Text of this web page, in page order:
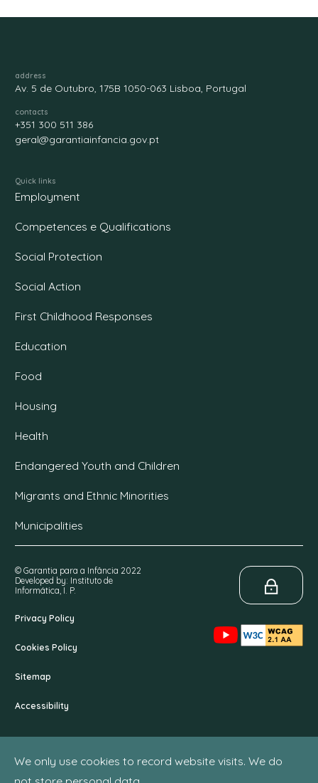
We only use cookies to record website visits. We do
address
Av. 5 de Outubro, 175B 1050-063 Lisboa, Portugal
contacts
+351 300 511 386
geral@garantiainfancia.gov.pt
Quick links
Employment
Competences e Qualifications
Social Protection
Social Action
First Childhood Responses
Education
Food
Housing
Health
Endangered Youth and Children
Migrants and Ethnic Minorities
Municipalities
© Garantia para a Infância 2022
Developed by: Instituto de
Informática, I. P.
Privacy Policy
Cookies Policy
Sitemap
Accessibility